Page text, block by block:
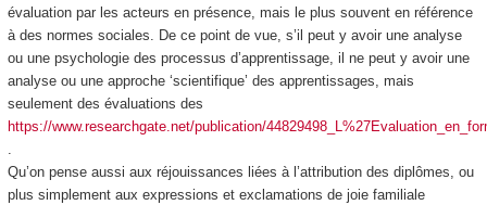
évaluation par les acteurs en présence, mais le plus souvent en référence
à des normes sociales. De ce point de vue, s’il peut y avoir une analyse
ou une psychologie des processus d’apprentissage, il ne peut y avoir une
analyse ou une approche ‘scientifique’ des apprentissages, mais
seulement des évaluations des
https://www.researchgate.net/publication/
.
Qu’on pense aussi aux réjouissances liées à l’attribution des diplômes, ou
plus simplement aux expressions et exclamations de joie familiale